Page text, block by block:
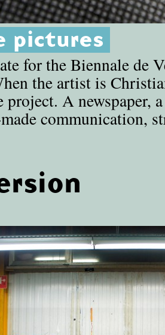
pictures
for the Biennale de
the artist is
project. A newspaper,
communication,